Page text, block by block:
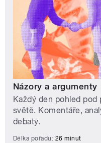
Názory a argumenty
Každý den pohled
světě. Komentáře,
debaty.
Délka pořadu: 26 minut